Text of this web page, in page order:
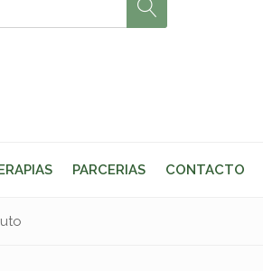
PARCERIAS CONTACTO